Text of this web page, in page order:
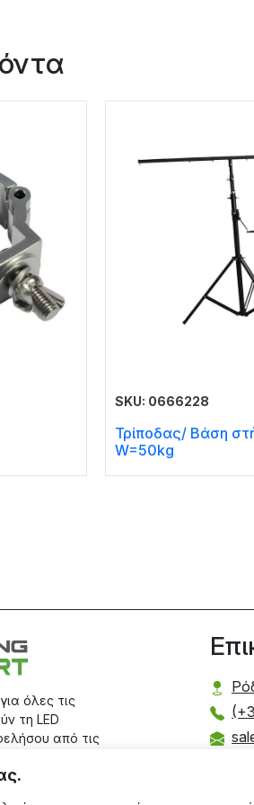
SKU: 0666228
Τρίποδας/ Βάση
W=50kg
όλες τις
τη LED
από τις
site.